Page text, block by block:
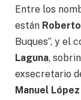
Entre los
están
Buques”, y el
Laguna,
exsecretario
Manuel